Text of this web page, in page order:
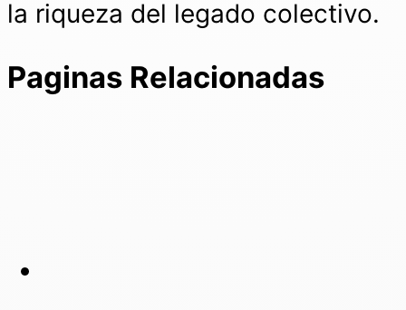
la riqueza del legado colectivo.
Paginas Relacionadas